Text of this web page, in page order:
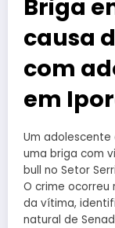
Briga
causa
com
em
Um
uma briga com
bull no Setor
O crime
da vítima,
natural de